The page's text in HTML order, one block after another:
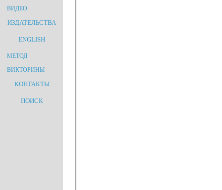
ВИДЕО
ИЗДАТЕЛЬСТВА
ENGLISH
МЕТОД
ВИКТОРИНЫ
КОНТАКТЫ
ПОИСК